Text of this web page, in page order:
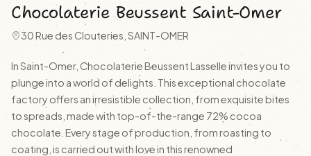
Chocolaterie Beussent Saint-Omer
30 Rue des Clouteries, SAINT-OMER
In Saint-Omer, Chocolaterie Beussent Lasselle invites you to
plunge into a world of delights. This exceptional chocolate
factory offers an irresistible collection, from exquisite bites
to spreads, made with top-of-the-range 72% cocoa
chocolate. Every stage of production, from roasting to
coating, is carried out with love in this renowned